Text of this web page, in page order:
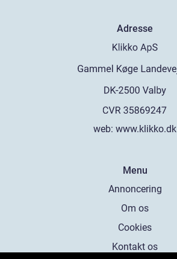
Adresse
web: www.klikko.dk
Menu
Annoncering
Om os
Cookies
Kontakt os